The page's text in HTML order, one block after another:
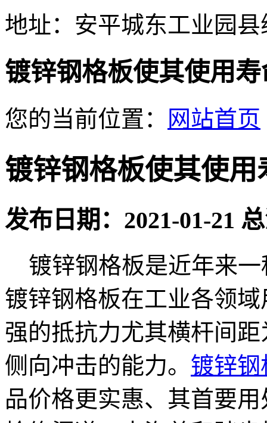
地址：安平城东工业园县
镀锌钢格板使其使用
您的当前位置： 网站首页
镀锌钢格板使其使用
发布日期：2021-01-21
镀锌钢格板是近年来一
镀锌钢格板在工业各领
强的抵抗力尤其横杆间
侧向冲击的能力。 镀锌钢
品价格更实惠、其首要